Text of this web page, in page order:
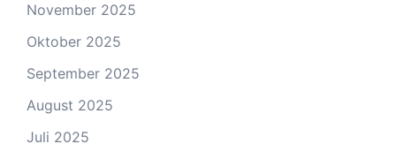
November 2025
Oktober 2025
September 2025
August 2025
Juli 2025